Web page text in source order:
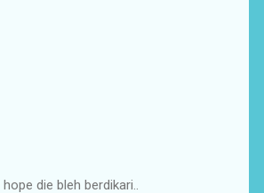
die bleh berdikari..